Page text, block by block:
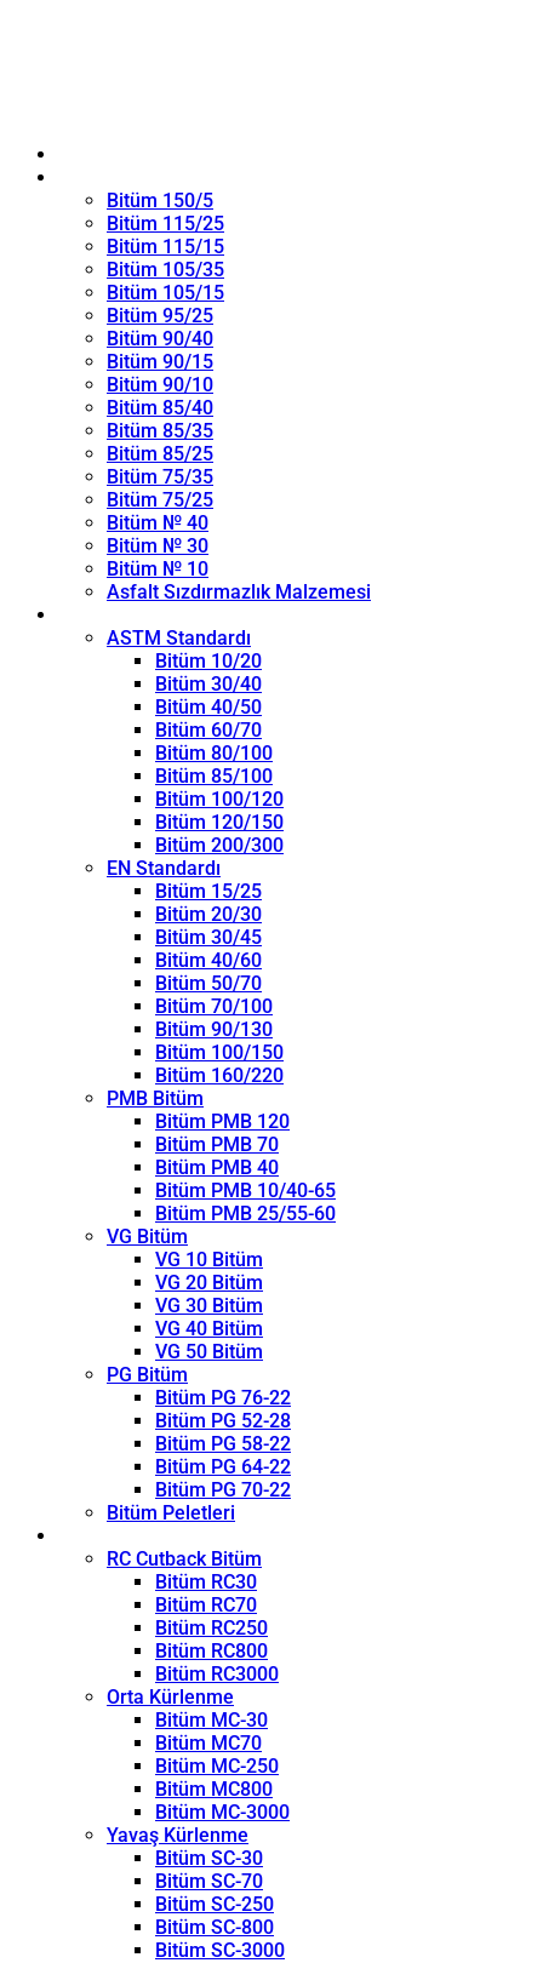
Bitüm 150/5
Bitüm 115/25
Bitüm 115/15
Bitüm 105/35
Bitüm 105/15
Bitüm 95/25
Bitüm 90/40
Bitüm 90/15
Bitüm 90/10
Bitüm 85/40
Bitüm 85/35
Bitüm 85/25
Bitüm 75/35
Bitüm 75/25
Bitüm № 40
Bitüm № 30
Bitüm № 10
Asfalt Sızdırmazlık Malzemesi
ASTM Standardı
Bitüm 10/20
Bitüm 30/40
Bitüm 40/50
Bitüm 60/70
Bitüm 80/100
Bitüm 85/100
Bitüm 100/120
Bitüm 120/150
Bitüm 200/300
EN Standardı
Bitüm 15/25
Bitüm 20/30
Bitüm 30/45
Bitüm 40/60
Bitüm 50/70
Bitüm 70/100
Bitüm 90/130
Bitüm 100/150
Bitüm 160/220
PMB Bitüm
Bitüm PMB 120
Bitüm PMB 70
Bitüm PMB 40
Bitüm PMB 10/40-65
Bitüm PMB 25/55-60
VG Bitüm
VG 10 Bitüm
VG 20 Bitüm
VG 30 Bitüm
VG 40 Bitüm
VG 50 Bitüm
PG Bitüm
Bitüm PG 76-22
Bitüm PG 52-28
Bitüm PG 58-22
Bitüm PG 64-22
Bitüm PG 70-22
Bitüm Peletleri
RC Cutback Bitüm
Bitüm RC30
Bitüm RC70
Bitüm RC250
Bitüm RC800
Bitüm RC3000
Orta Kürlenme
Bitüm MC-30
Bitüm MC70
Bitüm MC-250
Bitüm MC800
Bitüm MC-3000
Yavaş Kürlenme
Bitüm SC-30
Bitüm SC-70
Bitüm SC-250
Bitüm SC-800
Bitüm SC-3000